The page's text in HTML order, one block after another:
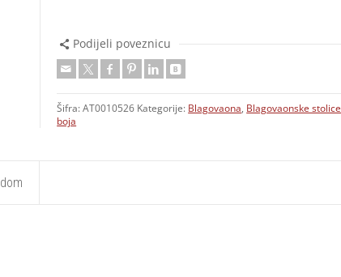
Podijeli poveznicu
Šifra:AT0010526 Kategorije: Blagovaona, Blagovaonske stolice
boja